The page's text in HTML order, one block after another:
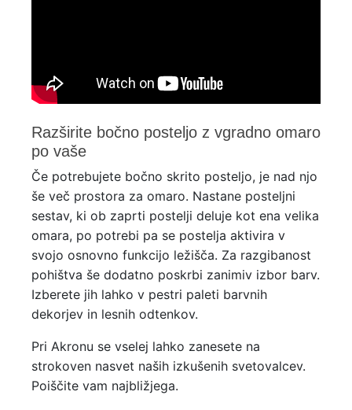
Razširite bočno posteljo z vgradno omaro
po vaše
Če potrebujete bočno skrito posteljo, je nad njo
še več prostora za omaro. Nastane posteljni
sestav, ki ob zaprti postelji deluje kot ena velika
omara, po potrebi pa se postelja aktivira v
svojo osnovno funkcijo ležišča. Za razgibanost
pohištva še dodatno poskrbi zanimiv izbor barv.
Izberete jih lahko v pestri paleti barvnih
dekorjev in lesnih odtenkov.
Pri Akronu se vselej lahko zanesete na
strokoven nasvet naših izkušenih svetovalcev.
Poiščite vam najbližjega.